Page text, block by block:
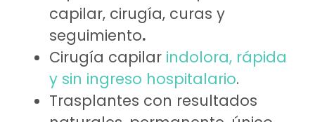
capilar, cirugía, curas y
seguimiento.
Cirugía capilar indolora, rápida
y sin ingreso hospitalario.
Trasplantes con resultados